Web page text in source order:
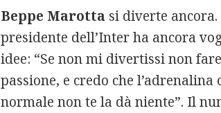
Beppe Marotta si diverte
presidente dell’Inter ha ancora
idee: “Se non mi divertissi non
passione, e credo che
normale non te la dà niente”. Il